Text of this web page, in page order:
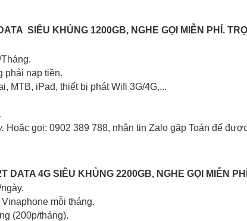
SIÊU KHỦNG 1200GB, NGHE GỌI MIỄN PHÍ.
phải nạp tiền.
MTB, iPad, thiết bị phát Wifi 3G/4G,...
Hoặc gọi: 0902 389 788, nhắn tin Zalo gặp Toán để
DATA 4G SIÊU KHỦNG 2200GB, NGHE GỌI MIỄN
mỗi tháng.
(200p/tháng).